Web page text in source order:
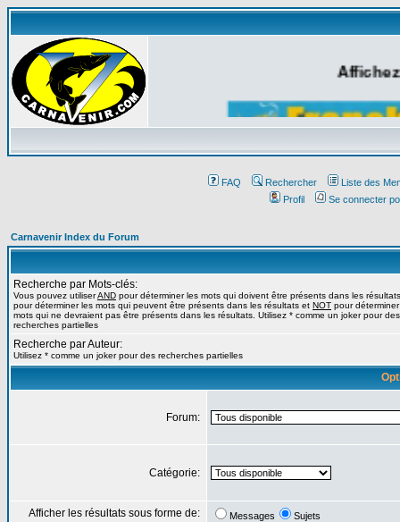
FAQ Rechercher
Liste des
Profil
Se connecter
Carnavenir Index du Forum
Recherche par Mots-clés:
Vous pouvez utiliserAND pour déterminer les mots qui doivent être présents dans les
pour déterminer les mots qui peuvent être présents dans les résultats et NOT pour
mots qui ne devraient pas être présents dans les résultats. Utilisez * comme un joker pour des
recherches partielles
Recherche par Auteur:
Utilisez * comme un joker pour des recherches partielles
Forum:
Catégorie:
Afficher les résultats sous forme de: Messages Sujets